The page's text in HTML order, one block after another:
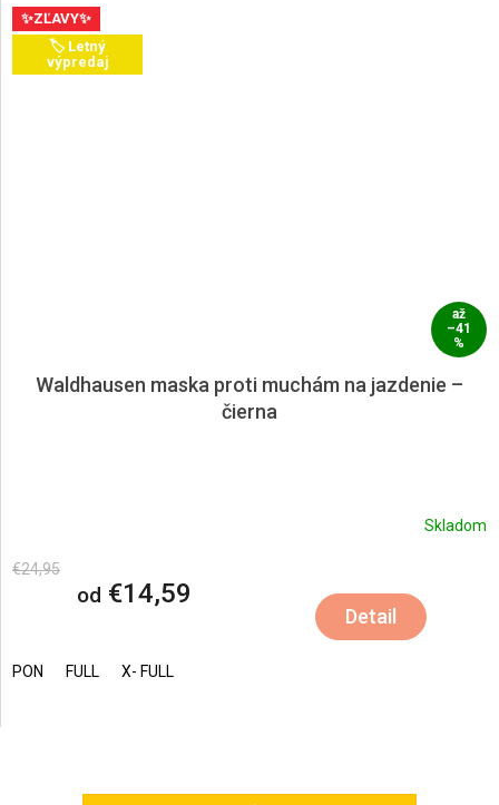
✨ZĽAVY✨
🏷️ Letný
výpredaj
až
–41
%
Waldhausen maska proti muchám na jazdenie –
čierna
Skladom
€24,95
od €14,59
Detail
PON FULL X- FULL